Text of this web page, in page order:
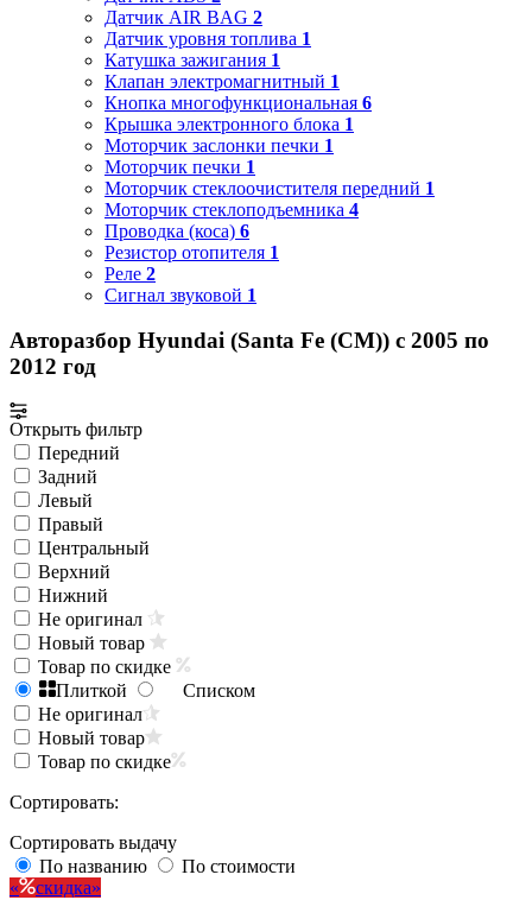
Датчик AIR BAG 2
Датчик уровня топлива 1
Катушка зажигания 1
Клапан электромагнитный 1
Кнопка многофункциональная 6
Крышка электронного блока 1
Моторчик заслонки печки 1
Моторчик печки 1
Моторчик стеклоочистителя передний 1
Моторчик стеклоподъемника 4
Проводка (коса) 6
Резистор отопителя 1
Реле 2
Сигнал звуковой 1
Авторазбор Hyundai (Santa Fe (CM)) с 2005 по
2012 год
Открыть фильтр
Передний
Задний
Левый
Правый
Центральный
Верхний
Нижний
Не оригинал
Новый товар
Товар по скидке
Плиткой
Списком
Не оригинал
Новый товар
Товар по скидке
Сортировать:
Сортировать выдачу
По названию
По стоимости
скидка